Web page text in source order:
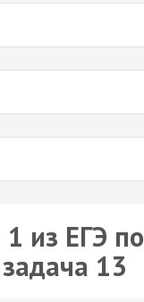
из ЕГЭ по
13